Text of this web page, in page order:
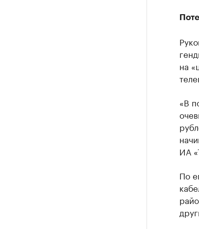
на
«В
ИА
По